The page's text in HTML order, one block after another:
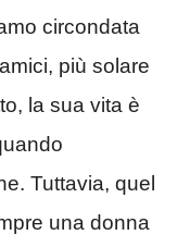
circondata
più solare
la sua vita è
Tuttavia, quel
una donna